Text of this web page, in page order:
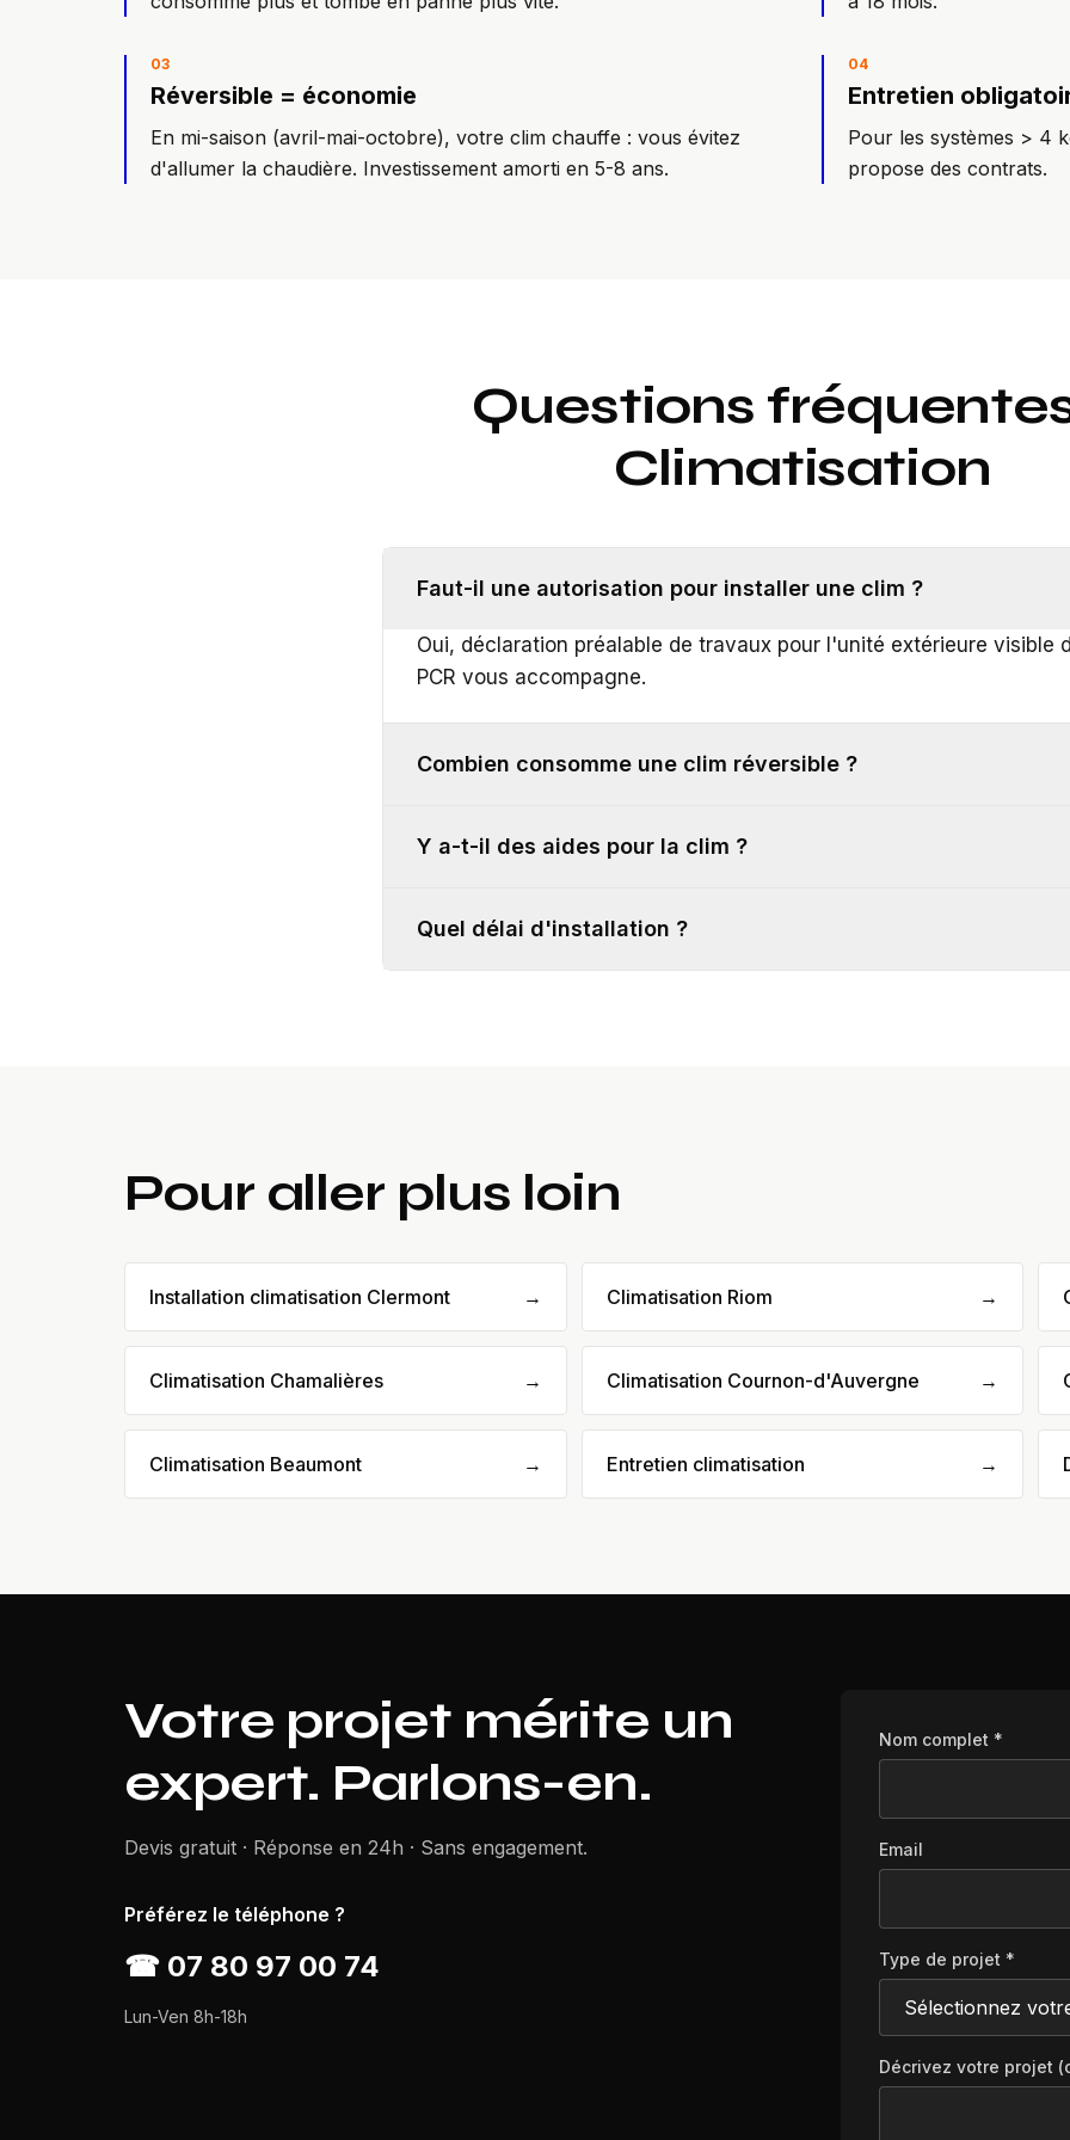
03
Réversible = économie
En mi-saison (avril-mai-octobre), votre clim chauffe : vous évitez
d'allumer la chaudière. Investissement amorti en 5-8 ans.
04
Entretien
Pour les systèmes > 4
propose des contrats.
Questions
Climatisation
Faut-il une autorisation pour installer une clim ?
Oui, déclaration préalable de travaux pour l'unité extérieure visible
PCR vous accompagne.
Combien consomme une clim réversible ?
Y a-t-il des aides pour la clim ?
Quel délai d'installation ?
Pour aller plus loin
Installation climatisation Clermont → Climatisation Riom →
Climatisation Chamalières → Climatisation Cournon-d'Auvergne →
Climatisation Beaumont → Entretien climatisation →
Votre projet mérite un
expert. Parlons-en.
Devis gratuit · Réponse en 24h · Sans engagement.
Préférez le téléphone ?
☎ 07 80 97 00 74
Lun-Ven 8h-18h
Nom complet *
Email
Type de projet *
Décrivez votre projet